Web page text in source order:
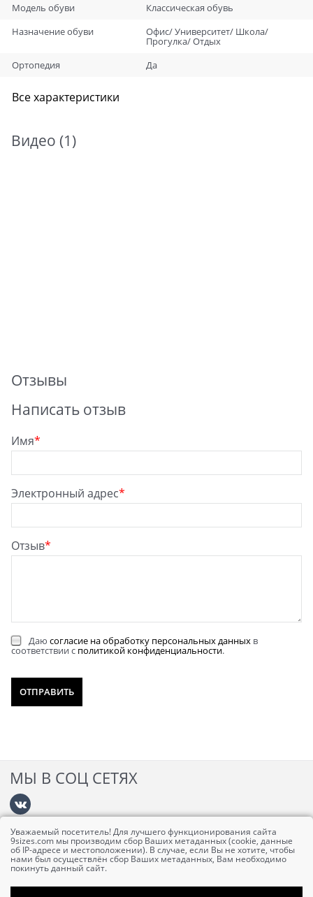
Модель обуви
Классическая обувь
Назначение обуви
Офис/ Университет/ Школа/
Прогулка/ Отдых
Ортопедия
Да
Все характеристики
Видео (1)
Отзывы
Написать отзыв
Имя
Электронный адрес
Отзыв
Даю согласие на обработку персональных данных в
соответствии с политикой конфиденциальности.
МЫ В СОЦ СЕТЯХ
Информация
Личный кабинет
Уважаемый посетитель! Для лучшего функционирования сайта
9sizes.com мы производим сбор Ваших метаданных (cookie, данные
об IP-адресе и местоположении). В случае, если Вы не хотите, чтобы
нами был осуществлён сбор Ваших метаданных, Вам необходимо
покинуть данный сайт.